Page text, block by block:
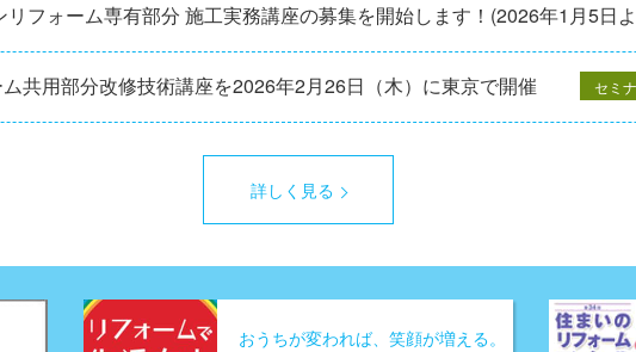
フォーム専有部分 施工実務講座の募集を開始します！(2026年1月5日
共用部分改修技術講座を2026年2月26日（木）に東京で開催 セミ
詳しく見る
おうちが変われば、笑顔が増える。